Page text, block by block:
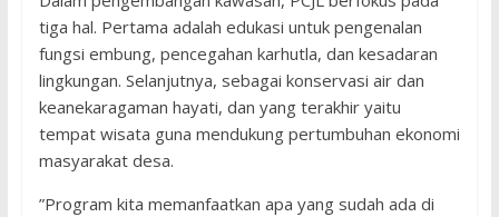
tiga hal. Pertama adalah edukasi untuk pengenalan
fungsi embung, pencegahan karhutla, dan kesadaran
lingkungan. Selanjutnya, sebagai konservasi air dan
keanekaragaman hayati, dan yang terakhir yaitu
tempat wisata guna mendukung pertumbuhan ekonomi
masyarakat desa.
”Program kita memanfaatkan apa yang sudah ada di